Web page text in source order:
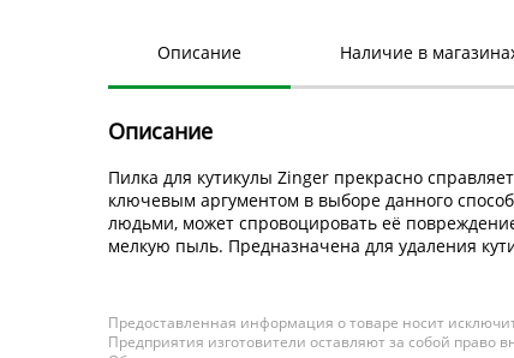
Описание Наличие в
Описание
Пилка для кутикулы Zinger прекрасно
ключевым аргументом в выборе данного
людьми, может спровоцировать её
мелкую пыль. Предназначена для удаления
Предоставленная информация о товаре носит
Предприятия изготовители оставляют за собой право